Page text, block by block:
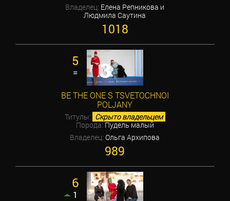
Владелец: Елена Репникова и
Людмила Саутина
1018
5
=
BE THE ONE S TSVETOCHNOI
POLJANY
Титулы: Скрыто владельцем
Порода:Пудель малый
Владелец: Ольга Архипова
989
6
1